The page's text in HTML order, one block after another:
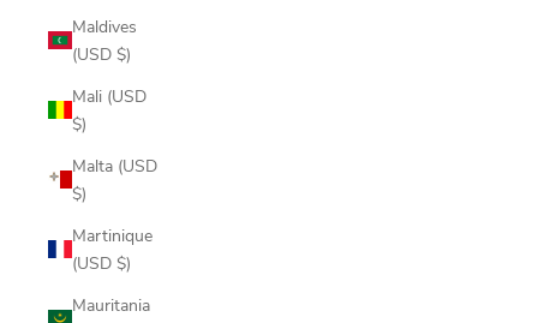
Maldives
(USD $)
Mali (USD
$)
Malta (USD
$)
Martinique
(USD $)
Mauritania